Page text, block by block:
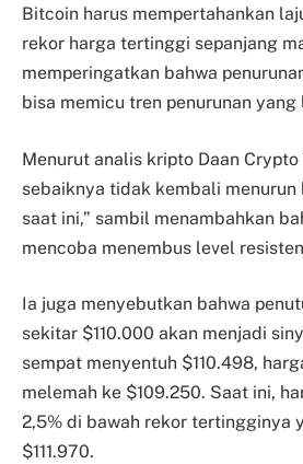
Bitcoin harus mempertahankan
rekor harga tertinggi sepanjang
memperingatkan bahwa
bisa memicu tren penurunan yang
Menurut analis kripto Daan Crypto
sebaiknya tidak kembali menurun
saat ini,” sambil menambahkan
mencoba menembus level
Ia juga menyebutkan bahwa
sekitar $110.000 akan menjadi
sempat menyentuh $110.498,
melemah ke $109.250. Saat ini,
2,5% di bawah rekor tertingginya
$111.970.